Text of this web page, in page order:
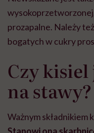
prozapalne. Należy
bogatych w cukry
Czy
na stawy?
Ważnym składnikiem